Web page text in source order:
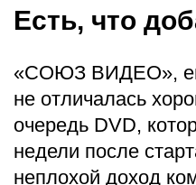
Есть, что
«СОЮЗ ВИДЕО»,
не отличалась
очередь DVD,
недели после
неплохой доход